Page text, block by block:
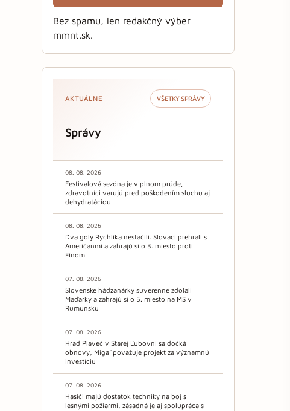
Bez spamu, len redakčný výber
mmnt.sk.
AKTUÁLNE VŠETKY SPRÁVY
Správy
08. 08. 2026
Festivalová sezóna je v plnom prúde,
zdravotníci varujú pred poškodením sluchu aj
dehydratáciou
08. 08. 2026
Dva góly Rychlíka nestačili. Slováci prehrali s
Američanmi a zahrajú si o 3. miesto proti
Fínom
07. 08. 2026
Slovenské hádzanárky suverénne zdolali
Maďarky a zahrajú si o 5. miesto na MS v
Rumunsku
07. 08. 2026
Hrad Plaveč v Starej Ľubovni sa dočká
obnovy, Migaľ považuje projekt za významnú
investíciu
07. 08. 2026
Hasiči majú dostatok techniky na boj s
lesnými požiarmi, zásadná je aj spolupráca s